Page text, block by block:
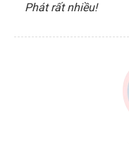
Phát rất nhiều!